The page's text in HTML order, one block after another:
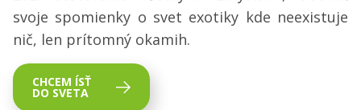
svoje spomienky o svet exotiky kde neexistuje
nič, len prítomný okamih.
CHCEM ÍSŤ
DO SVETA